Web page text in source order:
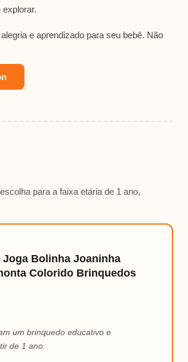
e aprendizado para seu bebê. Não
para a faixa etária de 1 ano,
Bolinha Joaninha
Colorido Brinquedos
um brinquedo educativo e
de 1 ano.